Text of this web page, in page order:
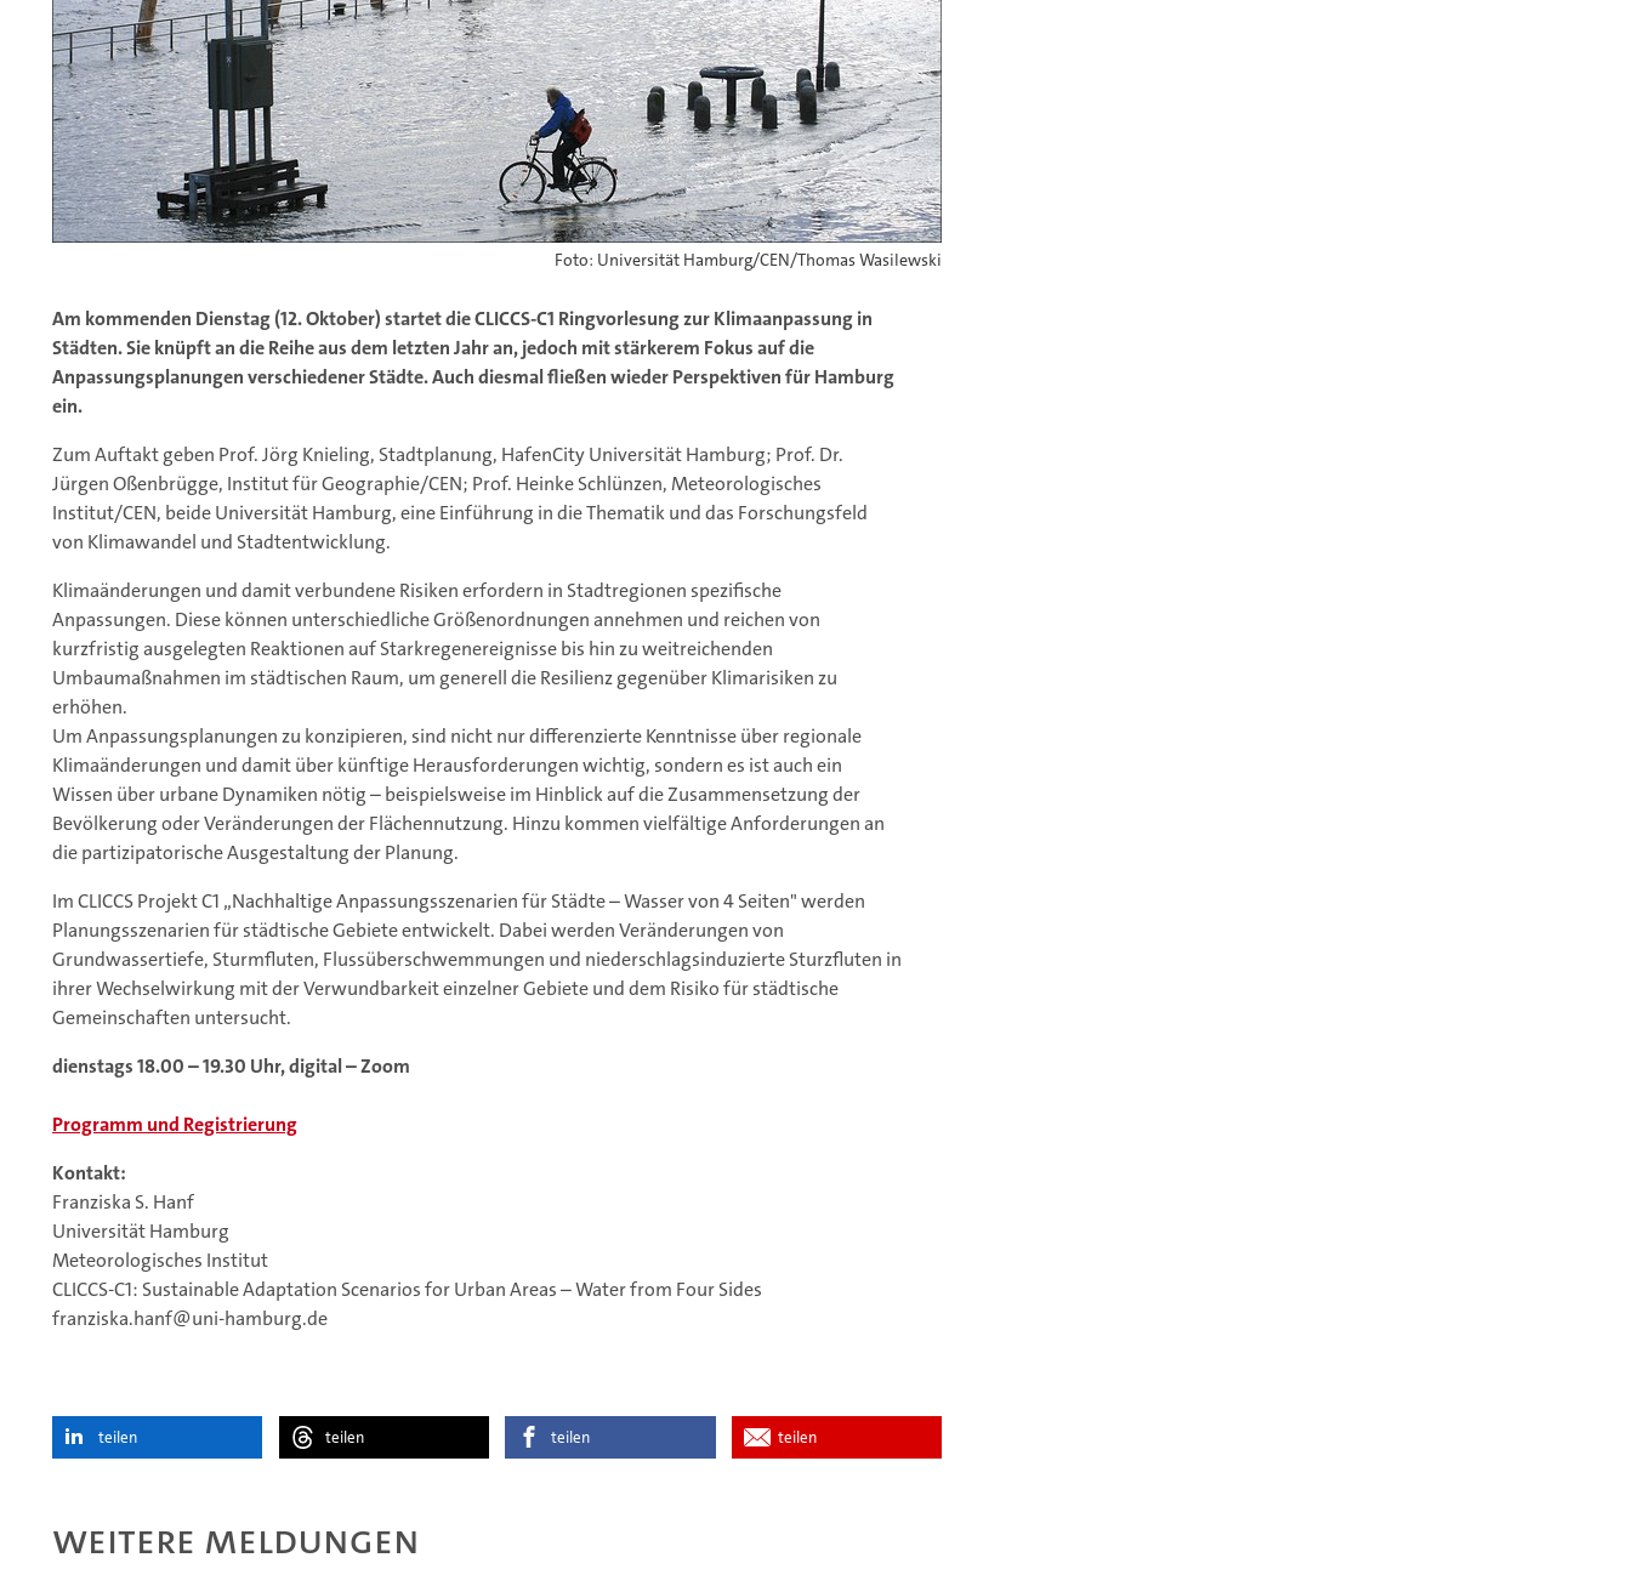
Foto: Universität Hamburg/CEN/Thomas Wasilewski
Am kommenden Dienstag (12. Oktober) startet die CLICCS-C1 Ringvorlesung zur Klimaanpassung in
Städten. Sie knüpft an die Reihe aus dem letzten Jahr an, jedoch mit stärkerem Fokus auf die
Anpassungsplanungen verschiedener Städte. Auch diesmal fließen wieder Perspektiven für Hamburg
ein.
Zum Auftakt geben Prof. Jörg Knieling, Stadtplanung, HafenCity Universität Hamburg; Prof. Dr.
Jürgen Oßenbrügge, Institut für Geographie/CEN; Prof. Heinke Schlünzen, Meteorologisches
Institut/CEN, beide Universität Hamburg, eine Einführung in die Thematik und das Forschungsfeld
von Klimawandel und Stadtentwicklung.
Klimaänderungen und damit verbundene Risiken erfordern in Stadtregionen spezifische
Anpassungen. Diese können unterschiedliche Größenordnungen annehmen und reichen von
kurzfristig ausgelegten Reaktionen auf Starkregenereignisse bis hin zu weitreichenden
Umbaumaßnahmen im städtischen Raum, um generell die Resilienz gegenüber Klimarisiken zu
erhöhen.
Um Anpassungsplanungen zu konzipieren, sind nicht nur differenzierte Kenntnisse über regionale
Klimaänderungen und damit über künftige Herausforderungen wichtig, sondern es ist auch ein
Wissen über urbane Dynamiken nötig – beispielsweise im Hinblick auf die Zusammensetzung der
Bevölkerung oder Veränderungen der Flächennutzung. Hinzu kommen vielfältige Anforderungen an
die partizipatorische Ausgestaltung der Planung.
Im CLICCS Projekt C1 „Nachhaltige Anpassungsszenarien für Städte – Wasser von 4 Seiten" werden
Planungsszenarien für städtische Gebiete entwickelt. Dabei werden Veränderungen von
Grundwassertiefe, Sturmfluten, Flussüberschwemmungen und niederschlagsinduzierte Sturzfluten in
ihrer Wechselwirkung mit der Verwundbarkeit einzelner Gebiete und dem Risiko für städtische
Gemeinschaften untersucht.
dienstags 18.00 – 19.30 Uhr, digital – Zoom
Programm und Registrierung
Kontakt:
Franziska S. Hanf
Universität Hamburg
Meteorologisches Institut
CLICCS-C1: Sustainable Adaptation Scenarios for Urban Areas – Water from Four Sides
franziska.hanf@uni-hamburg.de
teilen teilen teilen teilen
Weitere Meldungen